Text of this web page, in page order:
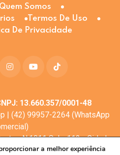
Somos
Termos De Uso
De Privacidade
13.660.357/0001-48
| (42) 99957-2264 (WhatsApp
N:1011 Sala: 112 - Cidade
- PR, 85053-525
a melhor experiência